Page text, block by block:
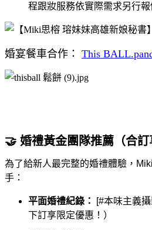
程跟妝服務依實際需求另行報
婚宴餐車合作： This
🤝 婚禮黃金團隊推薦（合訂
為了給新人最完整的婚禮體驗，
手：
平面婚禮紀錄：
[#本味主義
下訂享限定優惠！）